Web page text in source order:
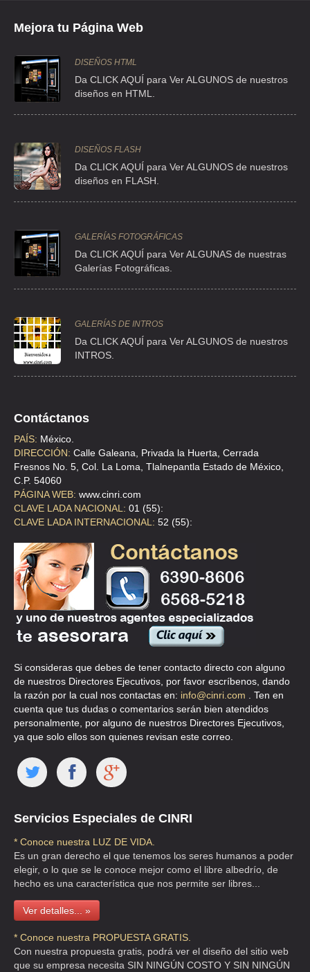
Mejora tu Página Web
DISEÑOS HTML
Da CLICK AQUÍ para Ver ALGUNOS de nuestros
diseños en HTML.
DISEÑOS FLASH
Da CLICK AQUÍ para Ver ALGUNOS de nuestros
diseños en FLASH.
GALERÍAS FOTOGRÁFICAS
Da CLICK AQUÍ para Ver ALGUNAS de nuestras
Galerías Fotográficas.
GALERÍAS DE INTROS
Da CLICK AQUÍ para Ver ALGUNOS de nuestros
INTROS.
Contáctanos
PAÍS: México.
DIRECCIÓN: Calle Galeana, Privada la Huerta, Cerrada
Fresnos No. 5, Col. La Loma, Tlalnepantla Estado de México,
C.P. 54060
PÁGINA WEB: www.cinri.com
CLAVE LADA NACIONAL: 01 (55):
CLAVE LADA INTERNACIONAL: 52 (55):
Si consideras que debes de tener contacto directo con alguno
de nuestros Directores Ejecutivos, por favor escríbenos, dando
la razón por la cual nos contactas en: info@cinri.com
. Ten en
cuenta que tus dudas o comentarios serán bien atendidos
personalmente, por alguno de nuestros Directores Ejecutivos,
ya que solo ellos son quienes revisan este correo.
Servicios Especiales de CINRI
* Conoce nuestra LUZ DE VIDA.
Es un gran derecho el que tenemos los seres humanos a poder
elegir, o lo que se le conoce mejor como el libre albedrío, de
hecho es una característica que nos permite ser libres...
Ver detalles... »
* Conoce nuestra PROPUESTA GRATIS.
Con nuestra propuesta gratis, podrá ver el diseño del sitio web
que su empresa necesita SIN NINGÚN COSTO Y SIN NINGÚN